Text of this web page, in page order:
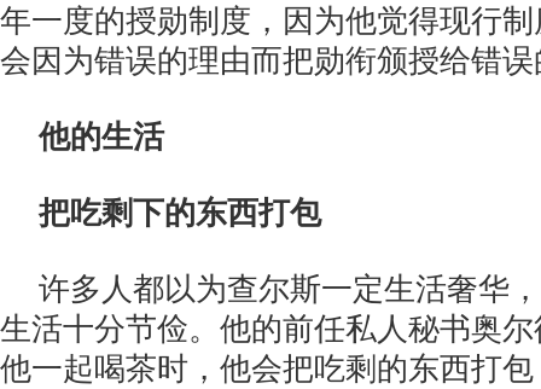
年一度的授勋制度，因为他觉得现行
会因为错误的理由而把勋衔颁授给错误
他的生活
把吃剩下的东西打包
许多人都以为查尔斯一定生活奢华
生活十分节俭。他的前任私人秘书奥
他一起喝茶时，他会把吃剩的东西打